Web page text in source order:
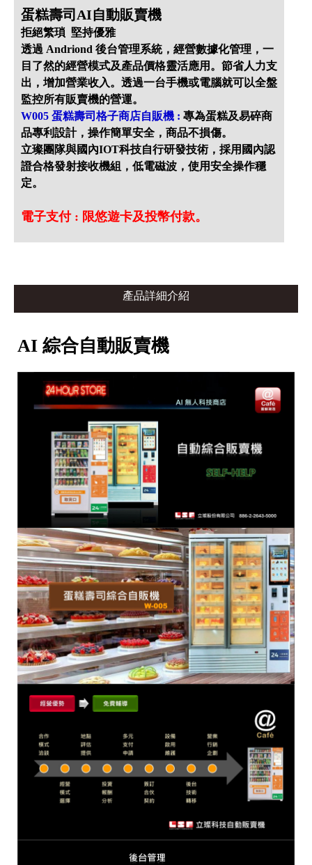
蛋糕壽司AI自動販賣機
拒絕繁瑣 堅持優雅
透過 Andriond 後台管理系統，經營數據化管理，一
目了然的經營模式及產品價格靈活應用。節省人力支
出，增加營業收入。透過一台手機或電腦就可以全盤
監控所有販賣機的營運。
W005 蛋糕壽司格子商店自販機 : 專為蛋糕及易碎商
品專利設計，操作簡單安全，商品不損傷。
立璨團隊與國內IOT科技自行研發技術，採用國內認
證合格發射接收機組，低電磁波，使用安全操作穩
定。
電子支付 : 限悠遊卡及投幣付款。
產品詳細介紹
AI 綜合自動販賣機